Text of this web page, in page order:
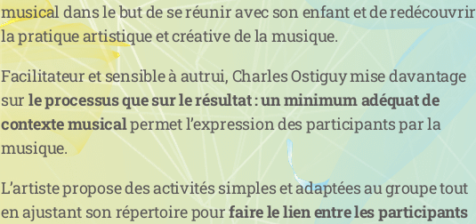
musical dans le but de se réunir avec son enfant et de redécouvrir
la pratique artistique et créative de la musique.
Facilitateur et sensible à autrui, Charles Ostiguy mise davantage
sur le processus que sur le résultat : unminimum adéquat de
contexte musicalpermet l’expression des participants par la
musique.
L’artiste propose des activités simples et adaptées au groupe tout
en ajustant son répertoire pourfaire le lien entre les participants